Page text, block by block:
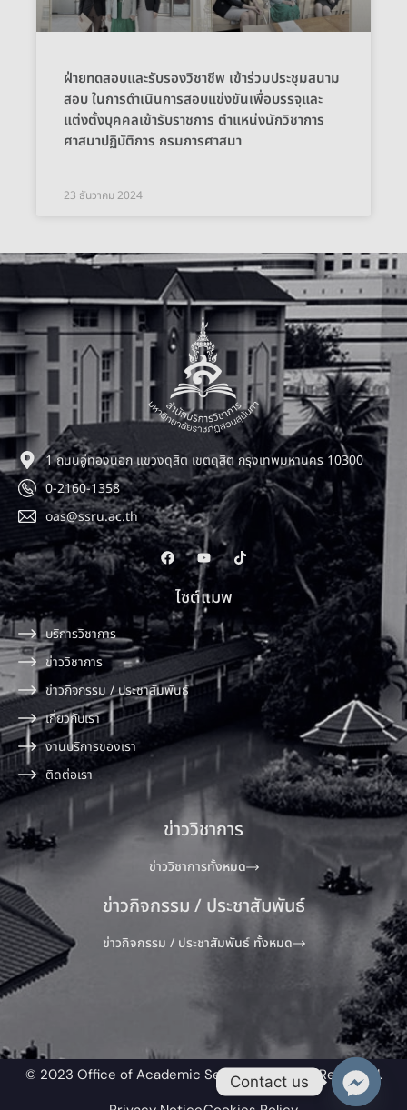
ฝ่ายทดสอบและรับรองวิชาชีพ เข้าร่วมประชุมสนาม
สอบ ในการดำเนินการสอบแข่งขันเพื่อบรรจุและ
แต่งตั้งบุคคลเข้ารับราชการ ตำแหน่งนักวิชาการ
ศาสนาปฏิบัติการ กรมการศาสนา
23 ธันวาคม 2024
1 ถนนอู่ทองนอก แขวงดุสิต เขตดุสิต กรุงเทพมหานคร 10300
0-2160-1358
oas@ssru.ac.th
ไซต์แมพ
บริการวิชาการ
ข่าววิชาการ
ข่าวกิจกรรม / ประชาสัมพันธ์
เกี่ยวกับเรา
งานบริการของเรา
ติดต่อเรา
ข่าววิชาการ
ข่าววิชาการทั้งหมด
ข่าวกิจกรรม / ประชาสัมพันธ์
ข่าวกิจกรรม / ประชาสัมพันธ์ ทั้งหมด
© 2023 Office of Academic Service All Rights Reserved.​
Contact us